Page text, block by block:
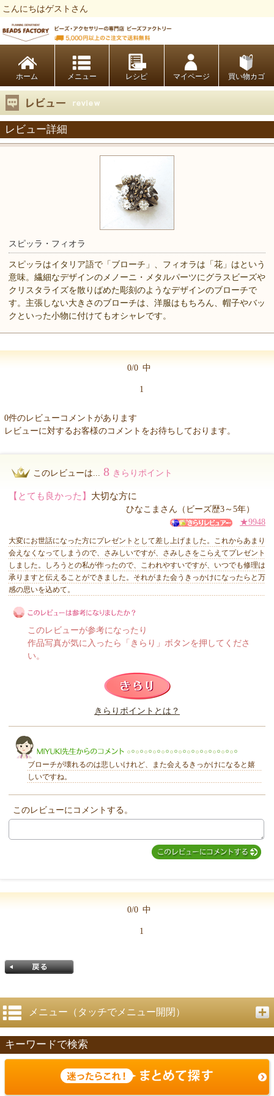
こんにちはゲストさん
ホーム レシピ マイページ 買い物カゴ
レビュー詳細
スピッラ・フィオラ
スピッラはイタリア語で「ブローチ」、フィオラは「花」はという
意味。繊細なデザインのメノーニ・メタルパーツにグラスビーズや
クリスタライズを散りばめた彫刻のようなデザインのブローチで
す。主張しない大きさのブローチは、洋服はもちろん、帽子やバッ
クといった小物に付けてもオシャレです。
0/0 中
1
0件のレビューコメントがあります
レビューに対するお客様のコメントをお待ちしております。
このレビューは... 8 きらりポイント
【とても良かった】 大切な方に
ひなこまさん（ビーズ歴3～5年）
★9948
大変にお世話になった方にプレゼントとして差し上げました。これからあまり
会えなくなってしまうので、さみしいですが、さみしさをこらえてプレゼント
しました。しろうとの私が作ったので、こわれやすいですが、いつでも修理は
承りますと伝えることができました。それがまた会うきっかけになったらと万
感の思いを込めて。
このレビューは参考になりましたか？
このレビューが参考になったり
作品写真が気に入ったら「きらり」ボタンを押してくださ
い。
きらりポイントとは？
ブローチが壊れるのは悲しいけれど、また会えるきっかけになると嬉
しいですね。
このレビューにコメントする。
0/0 中
1
戻る
メニュー（タッチでメニュー開閉）
キーワードで検索